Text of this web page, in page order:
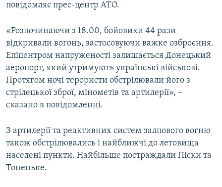
Усі сайти RFE/RL
повідомляє прес-центр АТО.
«Розпочинаючи з 18.00, бойовики 44 рази
відкривали вогонь, застосовуючи важке озброєння.
Епіцентром напруженості залишається Донецький
аеропорт, який утримують українські військові.
Протягом ночі терористи обстрілювали його з
стрілецької зброї, мінометів та артилерії», −
сказано в повідомленні.
З артилерії та реактивних систем залпового вогню
також обстрілювались і найближчі до летовища
населені пункти. Найбільше постраждали Піски та
Тоненьке.